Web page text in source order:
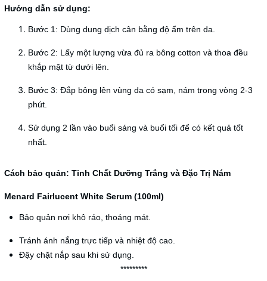
Hướng dẫn sử dụng:
Bước 1: Dùng dung dịch cân bằng độ ẩm trên da.
Bước 2: Lấy một lượng vừa đủ ra bông cotton và thoa đều
khắp mặt từ dưới lên.
Bước 3: Đắp bông lên vùng da có sạm, nám trong vòng 2-3
phút.
Sử dụng 2 lần vào buổi sáng và buổi tối để có kết quả tốt
nhất.
Cách bảo quản: Tinh Chất Dưỡng Trắng và Đặc Trị Nám
Menard Fairlucent White Serum (100ml)
Bảo quản nơi khô ráo, thoáng mát.
Tránh ánh nắng trực tiếp và nhiệt độ cao.
Đậy chặt nắp sau khi sử dụng.
*********